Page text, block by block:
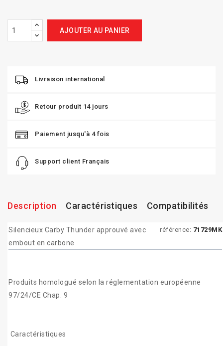
AJOUTER AU PANIER
Livraison international
Retour produit 14 jours
Paiement jusqu'à 4 fois
Support client Français
Description Caractéristiques Compatibilités
référence: 71729MK
Silencieux Carby Thunder approuvé avec
embout en carbone
Produits homologué selon la réglementation européenne
97/24/CE Chap. 9
Caractéristiques